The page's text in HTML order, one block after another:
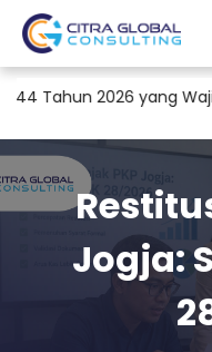
yang Wajib Dipahami
Jogja: